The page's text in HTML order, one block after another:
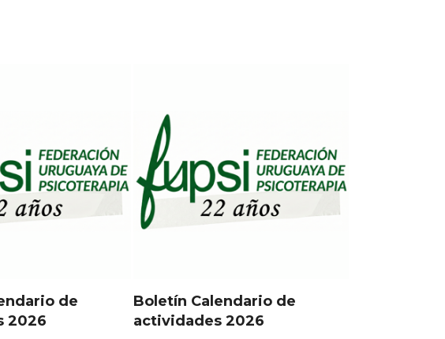
de
2026
Boletín Calendario de
actividades 2026